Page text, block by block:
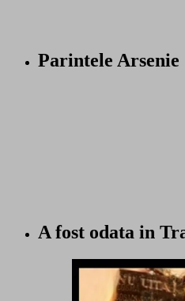
Parintele Arsenie
A fost odata in